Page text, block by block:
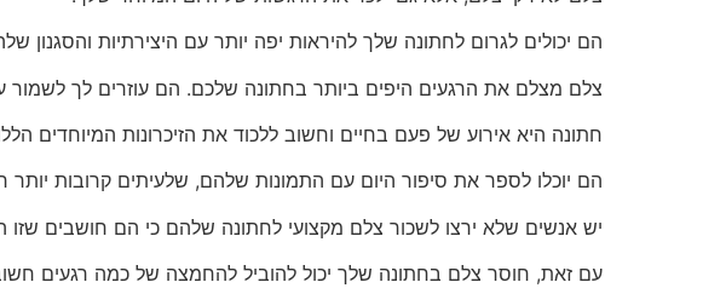
הם יכולים לגרום לחתונה שלך להיראות יפה יותר עם היצירתיות והסגנון
צלם מצלם את הרגעים היפים ביותר בחתונה שלכם. הם עוזרים לך לשמור
חתונה היא אירוע של פעם בחיים וחשוב ללכוד את הזיכרונות המיוחדים
הם יוכלו לספר את סיפור היום עם התמונות שלהם, שלעיתים קרובות יותר
יש אנשים שלא ירצו לשכור צלם מקצועי לחתונה שלהם כי הם חושבים שזו
עם זאת, חוסר צלם בחתונה שלך יכול להוביל להחמצה של כמה רגעים